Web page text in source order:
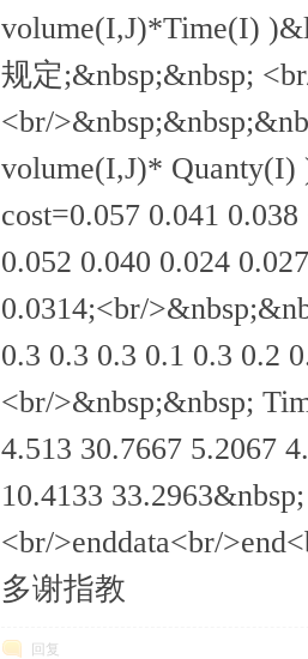
volume(I,J)*Time(I)
规定;&nbsp;&nbsp;
<br/
volume(I,J)* Quanty(I)
cost=0.057 0.041
0.052 0.040 0.024
0.0314;<br/
0.3 0.3 0.3 0.1 0.3 0.2
<br/>&nbsp;&nbsp;
4.513 30.7667 5.2067
10.4133
<br/>enddata<br/
多谢指教
回复